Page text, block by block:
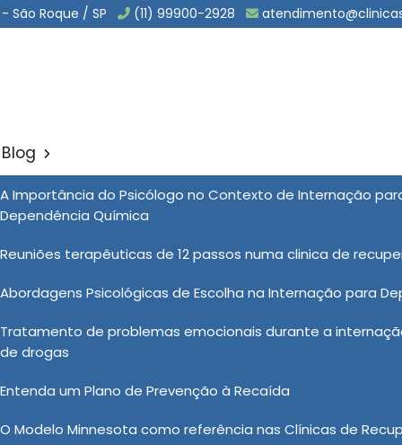
São Roque / SP (11) 99900-2928
Blog
A Importância do Psicólogo no Contexto de Internação
Dependência Química
Reuniões terapêuticas de 12 passos numa clinica de
Abordagens Psicológicas de Escolha na Internação para
Tratamento de problemas emocionais durante a
de drogas
Entenda um Plano de Prevenção à Recaída
O Modelo Minnesota como referência nas Clínicas de
Dependencia Quimica
estar do indivíduo. Nas Clínicas Vida Nova, essa
e responsabilidade, sendo realizada somente após
cuidadosa das circunstâncias específicas do